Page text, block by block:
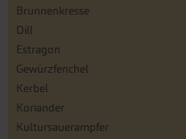
Brunnenkresse
Dill
Estragon
Gewürzfenchel
Kerbel
Koriander
Kultursauerampfer